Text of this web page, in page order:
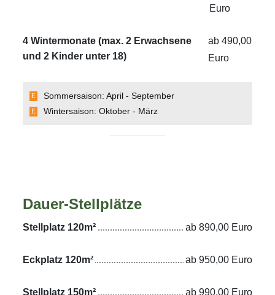
Euro
4 Wintermonate (max. 2 Erwachsene
und 2 Kinder unter 18)
ab 490,00
Euro
Sommersaison: April - September
Wintersaison: Oktober - März
Dauer-Stellplätze
Stellplatz 120m² ab 890,00 Euro
Eckplatz 120m² ab 950,00 Euro
Stellplatz 150m² ab 990,00 Euro